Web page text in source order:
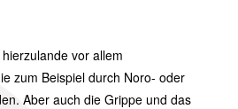
vor allem
zum Beispiel durch Noro- oder
Aber auch die Grippe und das